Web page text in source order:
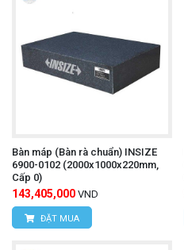
Bàn máp (Bàn rà chuẩn) INSIZE
6900-0102 (2000x1000x220mm,
Cấp 0)
143,405,000 VND
ĐẶT MUA